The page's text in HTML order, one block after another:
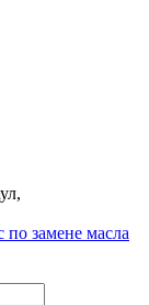
по замене масла